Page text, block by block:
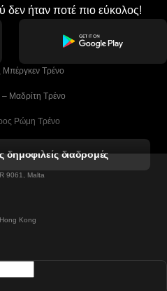
δεν ήταν ποτέ πιο εύκολος!
Tρένο
Μαδρίτη Tρένο
Ρώμη Τρένο
Τρένα
Πράγα Tρένο
δημοφιλείς διαδρομές
9061, Malta
Kong